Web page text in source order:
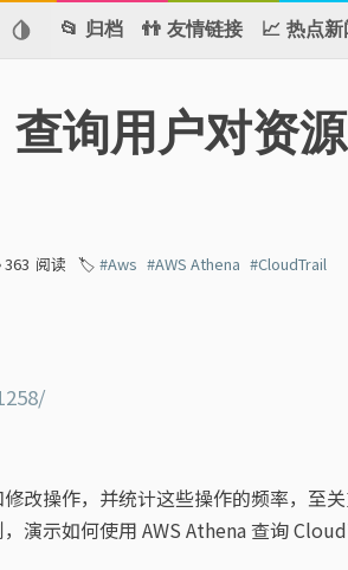
📂 归档 👬 友情链接 📈 热点新
询用户对资源
363 阅读 🏷️ #Aws #AWS Athena #CloudTrail
改操作，并统计这些操作的频率，至
演示如何使用 AWS Athena 查询